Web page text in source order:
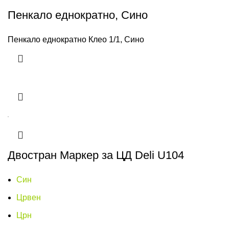
Пенкало еднократно, Сино
Пенкало еднократно Клео 1/1, Сино
Двостран Маркер за ЦД Deli U104
Син
Црвен
Црн